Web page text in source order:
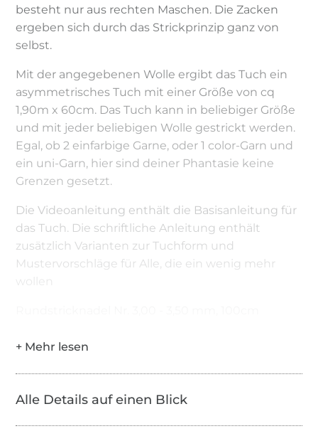
besteht nur aus rechten Maschen. Die Zacken
ergeben sich durch das Strickprinzip ganz von
selbst.
Mit der angegebenen Wolle ergibt das Tuch ein
asymmetrisches Tuch mit einer Größe von cq
1,90m x 60cm. Das Tuch kann in beliebiger Größe
und mit jeder beliebigen Wolle gestrickt werden.
Egal, ob 2 einfarbige Garne, oder 1 color-Garn und
ein uni-Garn, hier sind deiner Phantasie keine
Grenzen gesetzt.
Die Videoanleitung enthält die Basisanleitung für
das Tuch. Die schriftliche Anleitung enthält
zusätzlich Varianten zur Tuchform und
Mustervorschläge für Alle, die ein wenig mehr
Alle Details auf einen Blick